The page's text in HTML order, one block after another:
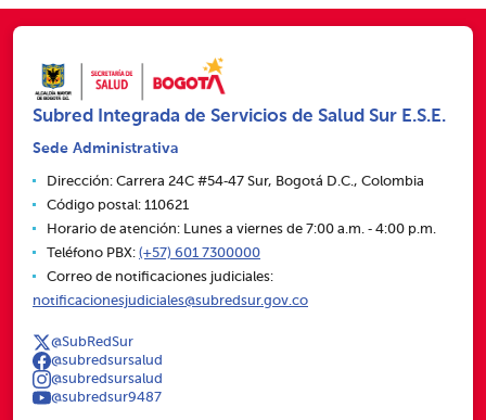
Subred Integrada de Servicios de Salud Sur E.S.E.
Sede Administrativa
Dirección: Carrera 24C #54‑47 Sur, Bogotá D.C., Colombia
Código postal: 110621
Horario de atención: Lunes a viernes de 7:00 a.m. ‑ 4:00 p.m.
Teléfono PBX: (+57) 601 7300000
Correo de notificaciones judiciales:
notificacionesjudiciales@subredsur.gov.co
@SubRedSur
@subredsursalud
@subredsursalud
@subredsur9487